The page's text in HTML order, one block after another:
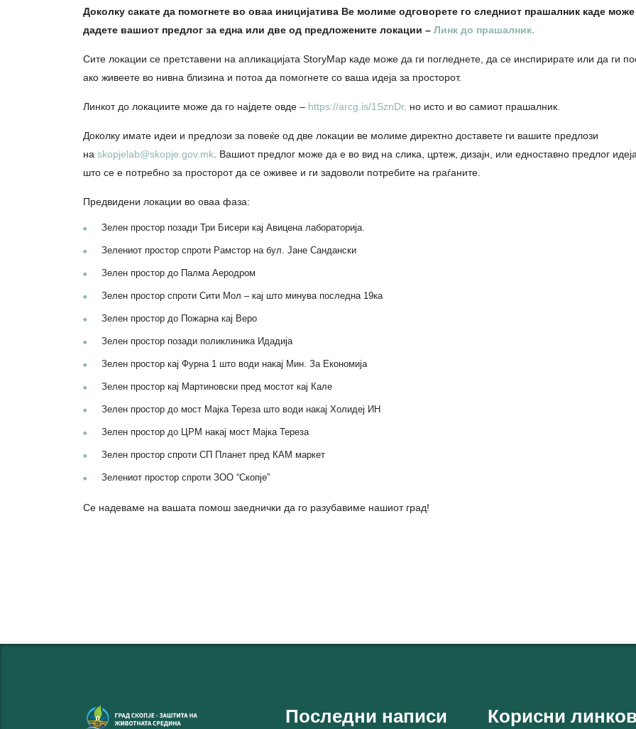
Доколку сакате да помогнете во оваа иницијатива Ве молиме одговорете го следниот прашалник каде може
дадете вашиот предлог за еднa или две од предложените локации – Линк до прашалник.
Сите локации се претставени на апликацијата StoryMap каде може да ги погледнете, да се инспирирате или да ги
ако живеете во нивна близина и потоа да помогнете со ваша идеја за просторот.
Линкот до локациите може да го најдете овде – https://arcg.is/1SznDr, но исто и во самиот прашалник.
Доколку имате идеи и предлози за повеќе од две локации ве молиме директно доставете ги вашите предлози
на skopjelab@skopje.gov.mk . Вашиот предлог може да е во вид на слика, цртеж, дизајн, или едноставно предлог
што се е потребно за просторот да се оживее и ги задоволи потребите на граѓаните.
Предвидени локации во оваа фаза:
Зелен простор позади Три Бисери кај Авицена лабораторија.
Зелениот простор спроти Рамстор на бул. Јане Сандански
Зелен простор до Палма Аеродром
Зелен простор спроти Сити Мол – кај што минува последна 19ка
Зелен простор до Пожарна кај Веро
Зелен простор позади поликлиника Идадија
Зелен простор кај Фурна 1 што води накај Мин. За Економија
Зелен простор кај Мартиновски пред мостот кај Кале
Зелен простор до мост Мајка Тереза што води накај Холидеј ИН
Зелен простор до ЦРМ накај мост Мајка Тереза
Зелен простор спроти СП Планет пред КАМ маркет
Зелениот простор спроти ЗОО “Скопје”
Се надеваме на вашата помош заеднички да го разубавиме нашиот град!
Последни написи Корисни